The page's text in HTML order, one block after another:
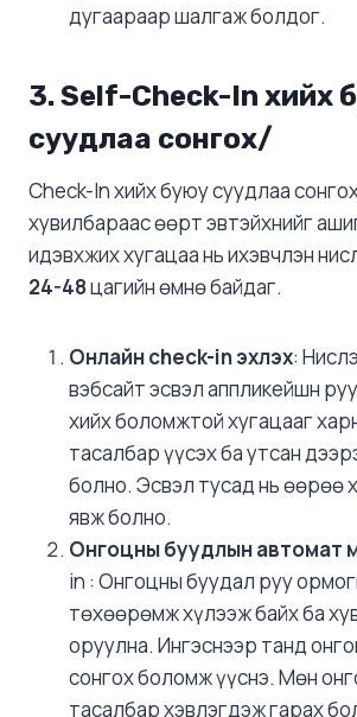
дугаараар шалгаж болдог.
3. Self-Check-In хийх
суудлаа сонгох/
Check-In хийх буюу суудлаа
хувилбараас өөрт эвтэйхнийг
идэвхжих хугацаа нь ихэвчлэн
24-48цагийн өмнө байдаг.
Онлайн check-in эхлэх:
вэбсайт эсвэл аппликейшн
хийх боломжтой хугацааг
тасалбар үүсэх ба утсан
болно. Эсвэл тусад нь өөрөө
явж болно.
Онгоцны буудлын автомат
in : Онгоцны буудал руу
төхөөрөмж хүлээж байх ба
оруулна. Ингэснээр танд
сонгох боломж үүснэ. Мөн
тасалбар хэвлэгдэж гарах